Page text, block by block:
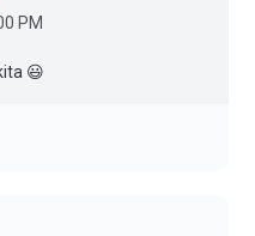
PM
😃